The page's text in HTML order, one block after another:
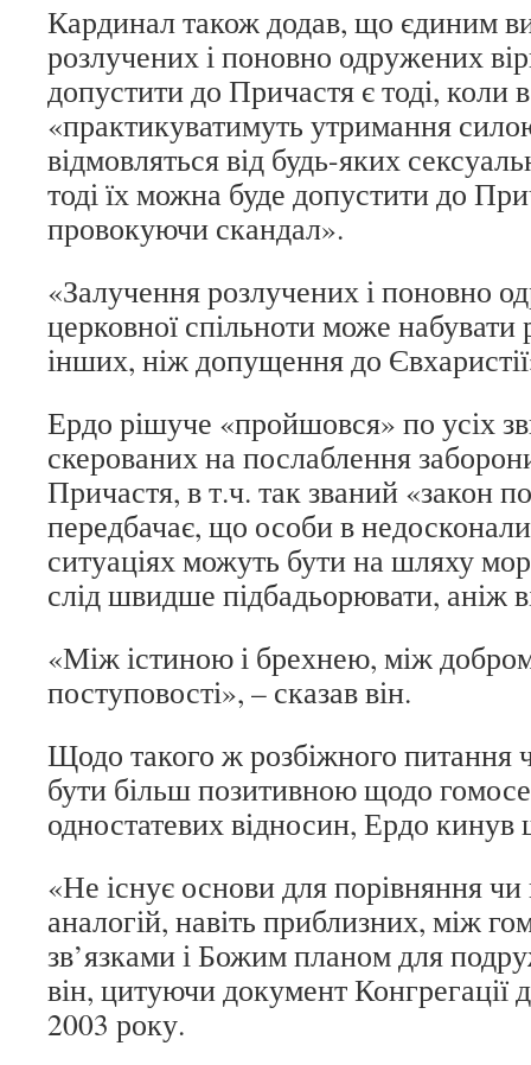
Кардинал також додав, що єдиним
розлучених і поновно одружених
допустити до Причастя є тоді, коли
«практикуватимуть утримання
відмовляться від будь-яких
тоді їх можна буде допустити до
провокуючи скандал».
«Залучення розлучених і поновно
церковної спільноти може
інших, ніж допущення до
Ердо рішуче «пройшовся» по усіх
скерованих на послаблення
Причастя, в т.ч. так званий «закон
передбачає, що особи в
ситуаціях можуть бути на шляху
слід швидше підбадьорювати, аніж
«Між істиною і брехнею, між
поступовості», – сказав він.
Щодо такого ж розбіжного питання
бути більш позитивною щодо
одностатевих відносин, Ердо
«Не існує основи для порівняння
аналогій, навіть приблизних, між
зв’язками і Божим планом для
він, цитуючи документ Конгрегації
2003 року.